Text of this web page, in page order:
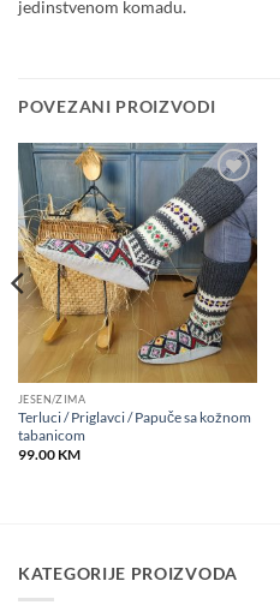
jedinstvenom komadu.
POVEZANI PROIZVODI
Add to
wishlist
JESEN/ZIMA
Terluci / Priglavci / Papuče sa kožnom
tabanicom
99.00 KM
KATEGORIJE PROIZVODA